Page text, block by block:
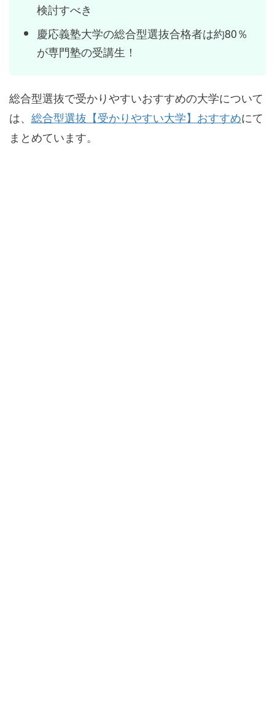
検討すべき
慶応義塾大学の総合型選抜合格者は約80％
が専門塾の受講生！
総合型選抜で受かりやすいおすすめの大学について
は、 総合型選抜【受かりやすい大学】おすすめにて
まとめています。